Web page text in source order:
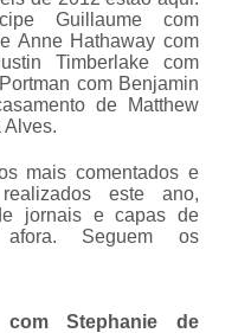
Anne Hathaway com
Timberlake com
com Benjamin
de Matthew
Alves.
este ano,
jornais e capas de
Seguem os